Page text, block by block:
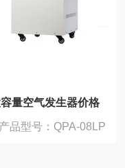
量空气发生器价格
产品型号：QPA-08LP